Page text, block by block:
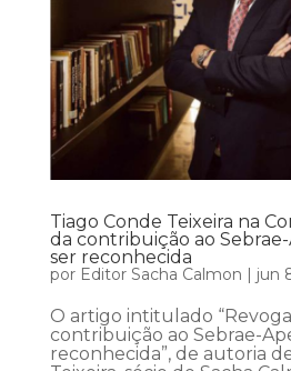
Tiago Conde Teixeira na
da contribuição ao
ser reconhecida
por Editor Sacha Calmon | jun
O artigo intitulado
contribuição ao Sebrae-
reconhecida”, de autoria